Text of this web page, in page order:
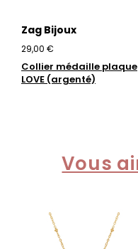
Zag Bijoux
29,00 €
Collier médaille plaque
LOVE (argenté)
Vous